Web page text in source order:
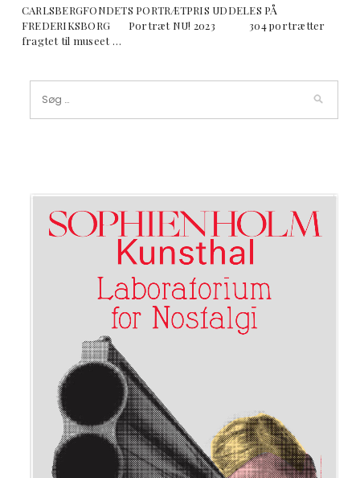
CARLSBERGFONDETS PORTRÆTPRIS UDDELES PÅ
FREDERIKSBORG Portræt NU! 2023 304 portrætter
fragtet til museet …